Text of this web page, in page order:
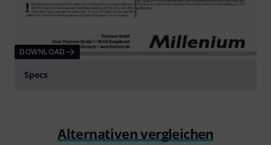
DOWNLOAD
Specs
Alternativen vergleichen